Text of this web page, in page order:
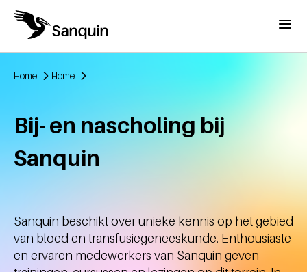
Overslaan en naar de inhoud gaan
Menu
Home Home
Bij- en nascholing bij
Sanquin
Sanquin beschikt over unieke kennis op het gebied
van bloed en transfusiegeneeskunde. Enthousiaste
en ervaren medewerkers van Sanquin geven